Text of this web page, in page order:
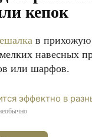
кепок
в прихожую
навесных
или шарфов.